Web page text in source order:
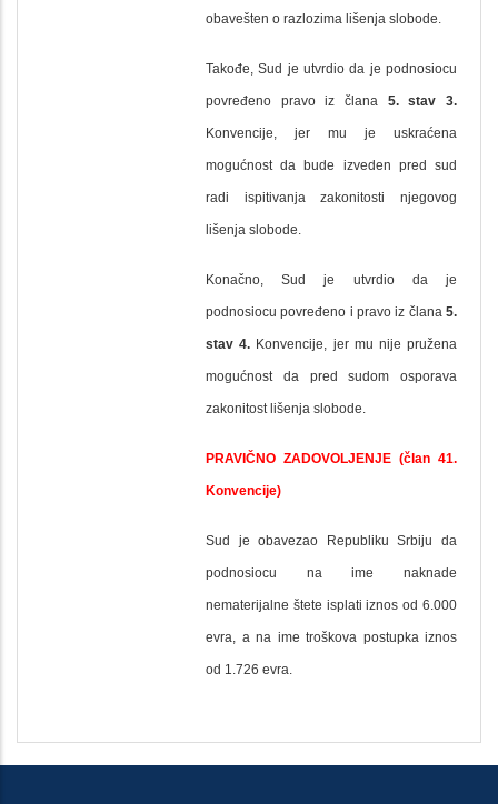
obavešten o razlozima lišenja slobode.
Takođe, Sud je utvrdio da je podnosiocu
povređeno pravo iz člana 5. stav 3.
Konvencije, jer mu je uskraćena
mogućnost da bude izveden pred sud
radi ispitivanja zakonitosti njegovog
lišenja slobode.
Konačno, Sud je utvrdio da je
podnosiocu povređeno i pravo iz člana 5.
stav 4. Konvencije, jer mu nije pružena
mogućnost da pred sudom osporava
zakonitost lišenja slobode.
PRAVIČNO ZADOVOLJENJE (član 41.
Konvencije)
Sud je obavezao Republiku Srbiju da
podnosiocu na ime naknade
nematerijalne štete isplati iznos od 6.000
evra, a na ime troškova postupka iznos
od 1.726 evra.